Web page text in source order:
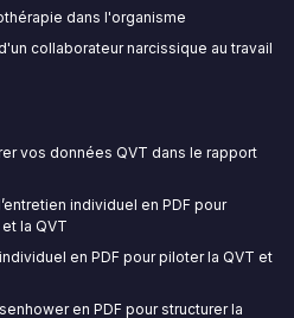
dans l'organisme
collaborateur narcissique au travail
vos données QVT dans le rapport
individuel en PDF pour
la QVT
en PDF pour piloter la QVT et
en PDF pour structurer la